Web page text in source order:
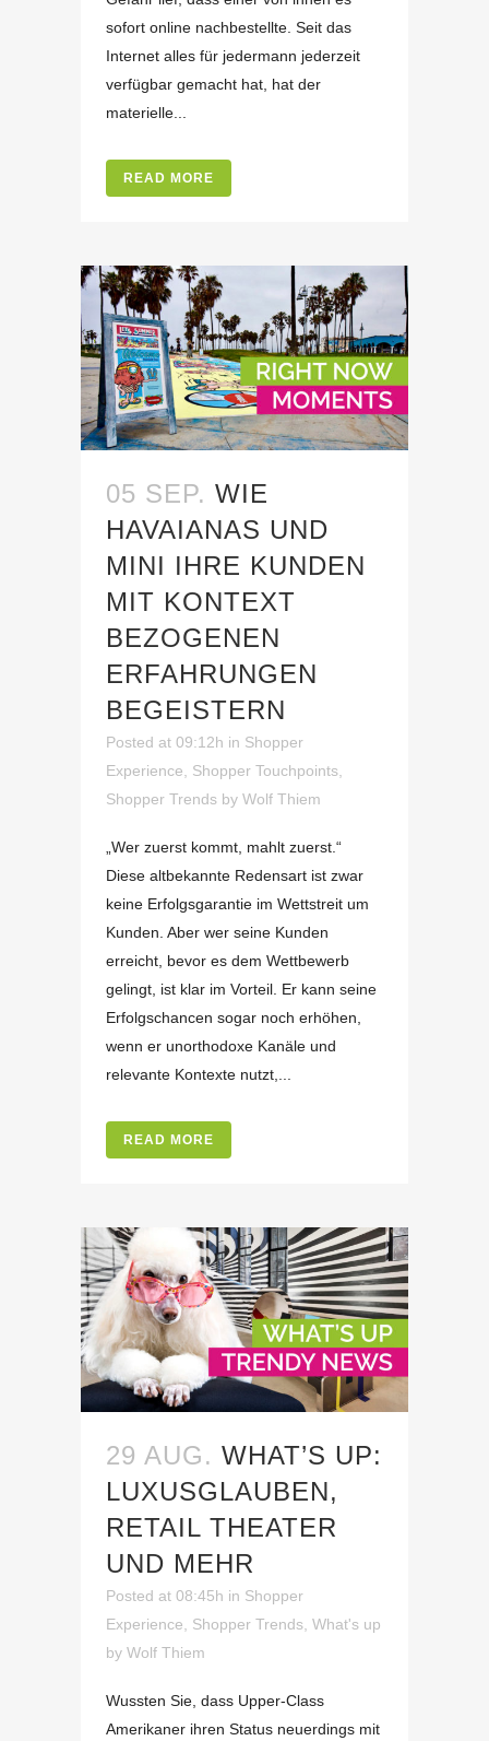
sofort online nachbestellte. Seit das
Internet alles für jedermann jederzeit
verfügbar gemacht hat, hat der
materielle...
READ MORE
05 SEP. WIE
HAVAIANAS UND
MINI IHRE KUNDEN
MIT KONTEXT
BEZOGENEN
ERFAHRUNGEN
BEGEISTERN
Posted at 09:12h in Shopper
Experience
Shopper Touchpoints
Shopper Trends by Wolf Thiem
„Wer zuerst kommt, mahlt zuerst.“
Diese altbekannte Redensart ist zwar
keine Erfolgsgarantie im Wettstreit um
Kunden. Aber wer seine Kunden
erreicht, bevor es dem Wettbewerb
gelingt, ist klar im Vorteil. Er kann seine
Erfolgschancen sogar noch erhöhen,
wenn er unorthodoxe Kanäle und
relevante Kontexte nutzt,...
READ MORE
29 AUG. WHAT’S UP:
LUXUSGLAUBEN,
RETAIL THEATER
UND MEHR
Posted at 08:45h in Shopper
Experience
Shopper Trends What's up
by Wolf Thiem
Wussten Sie, dass Upper-Class
Amerikaner ihren Status neuerdings mit